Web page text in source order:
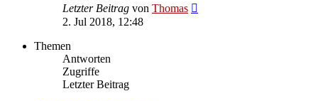
Letzter Beitrag von Thomas
2. Jul 2018, 12:48
Themen
Antworten
Zugriffe
Letzter Beitrag